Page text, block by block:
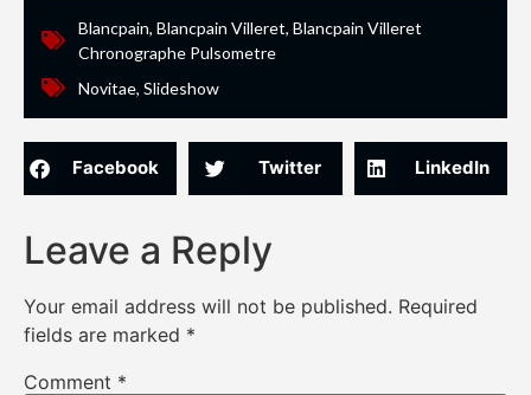
Blancpain, Blancpain Villeret, Blancpain Villeret
Chronographe Pulsometre
Novitae, Slideshow
Facebook Twitter LinkedIn
Leave a Reply
Your email address will not be published. Required
fields are marked *
Comment *